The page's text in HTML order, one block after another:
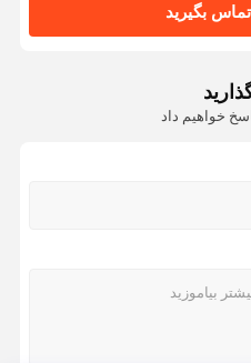
بگیرید
خواهیم داد